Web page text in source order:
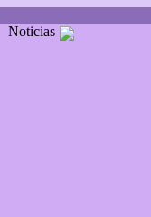
Noticias